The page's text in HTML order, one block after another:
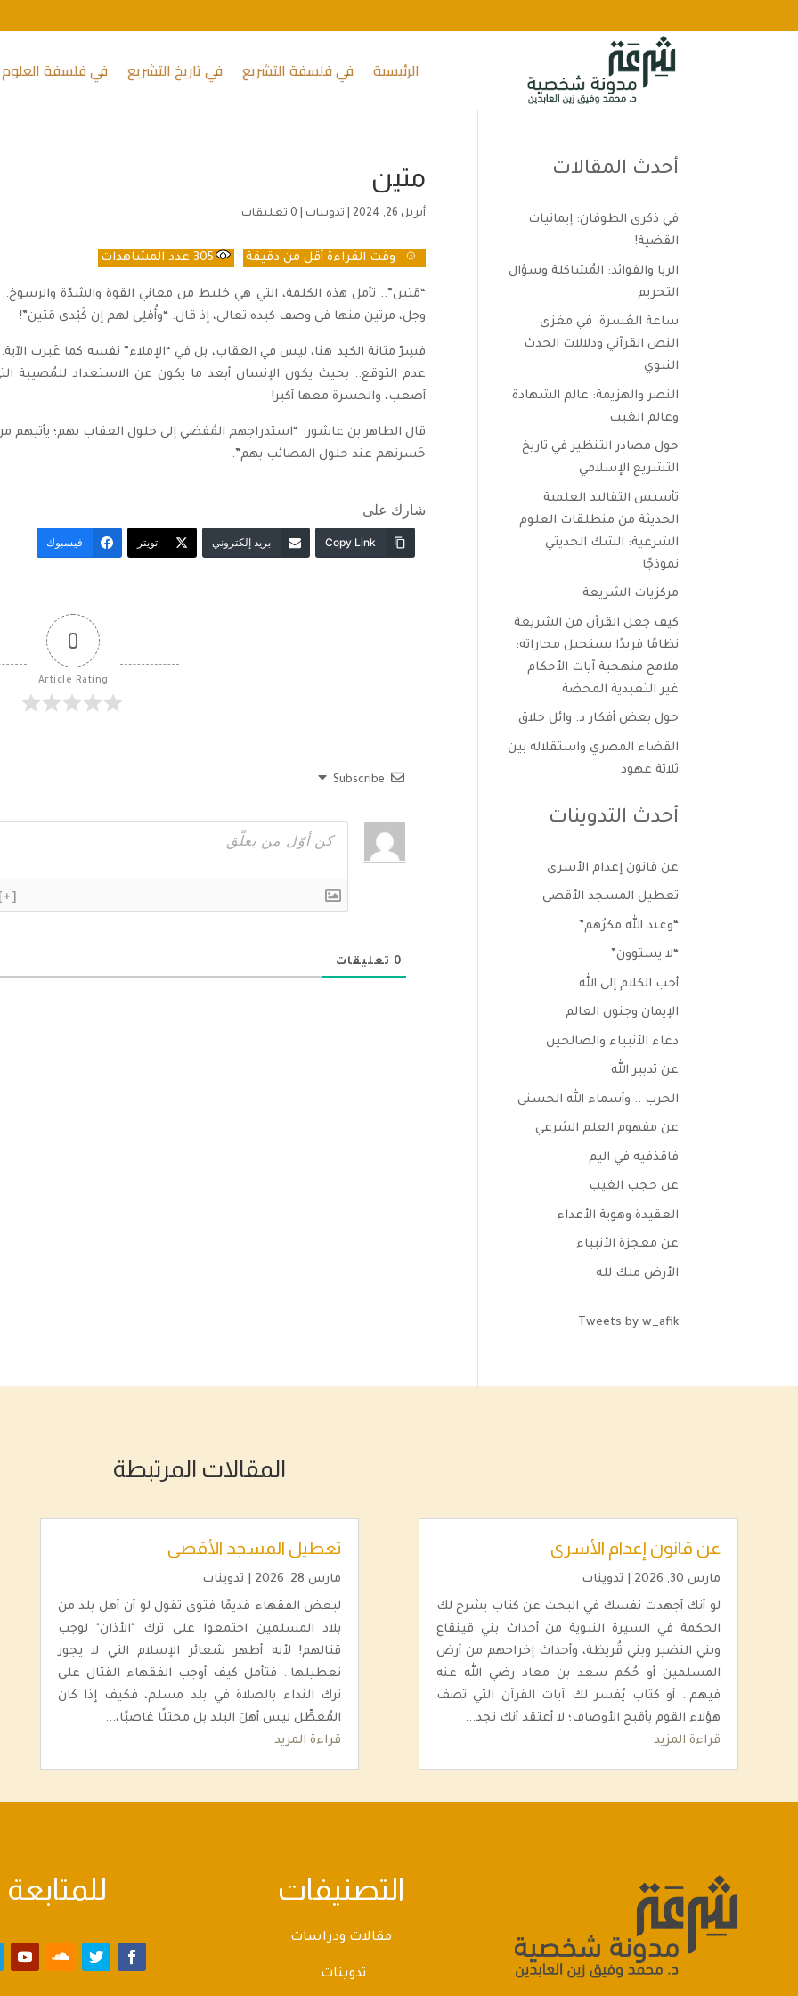
الرئيسية في فلسفة التشريع في تاريخ التشريع في فلسفة
متين
أبريل 26, 2024 تدوينات| 0 تعليقات
وقت القراءةأقل من دقيقة 305 عدد المشاهدات
“مَتين”.. تأمل هذه الكلمة، التي هي خليط من معاني القوة والشدّة
وجل، مرتين منها في وصف كيده تعالى، إذ قال: “وأُمْلِي لهم إن كَيْدي مَتين”!
فسِرّ متانة الكيد هنا، ليس في العقاب، بل في “الإملاء” نفسه كما عَبرت
عدم التوقع.. بحيث يكون الإنسان أبعد ما يكون عن الاستعداد للمُصيبة
أصعب، والحسرة معها أكبر!
قال الطاهر بن عاشور: “استدراجهم المُفضي إلى حلول العقاب بهم؛ يأتيهم
حَسرتهم عند حلول المصائب بهم”.
شارك على
فيسبوك تويتر بريد إلكتروني Copy Link
0
Article Rating
Subscribe
0 تعليقات
أحدث المقالات
في ذكرى الطوفان: إيمانيات
القضية!
الربا والفوائد: المُشاكلة وسؤال
التحريم
ساعة العُسرة: في مغزى
النص القرآني ودلالات الحدث
النبوي
النصر والهزيمة: عالم الشهادة
وعالم الغيب
حول مصادر التنظير في تاريخ
التشريع الإسلامي
تأسيس التقاليد العلمية
الحديثة من منطلقات العلوم
الشرعية: الشك الحديثي
نموذجًا
مركزيات الشريعة
كيف جعل القرآن من الشريعة
نظامًا فريدًا يستحيل مجاراته:
ملامح منهجية آيات الأحكام
غير التعبدية المحضة
حول بعض أفكار د. وائل حلاق
القضاء المصري واستقلاله بين
ثلاثة عهود
أحدث التدوينات
عن قانون إعدام الأسرى
تعطيل المسجد الأقصى
“وعند الله مكرُهم”
“لا يستوون”
أحب الكلام إلى الله
الإيمان وجنون العالم
دعاء الأنبياء والصالحين
عن تدبير الله
الحرب .. وأسماء الله الحسنى
عن مفهوم العلم الشرعي
فاقذفيه في اليم
عن حجب الغيب
العقيدة وهوية الأعداء
عن معجزة الأنبياء
الأرض ملك لله
Tweets by w_afik
المقالات المرتبطة
عن قانون إعدام الأسرى
مارس 30, 2026 تدوينات
لو أنك أجهدت نفسك في البحث عن كتاب يشرح لك
الحكمة في السيرة النبوية من أحداث بني قينقاع
وبني النضير وبني قُريظة، وأحداث إخراجهم من أرض
المسلمين أو حُكم سعد بن معاذ رضي الله عنه
فيهم.. أو كتاب يُفسر لك آيات القرآن التي تصف
هؤلاء القوم بأقبح الأوصاف؛ لا أعتقد أنك تجد...
قراءة المزيد
تعطيل المسجد الأقصى
مارس 28, 2026 تدوينات
لبعض الفقهاء قديمًا فتوى تقول لو أن أهل بلد من
بلاد المسلمين اجتمعوا على ترك "الأذان" لوجب
قتالهم! لأنه أظهر شعائر الإسلام التي لا يجوز
تعطيلها.. فتأمل كيف أوجب الفقهاء القتال على
ترك النداء بالصلاة في بلد مسلم، فكيف إذا كان
المُعطِّل ليس أهلَ البلد بل محتلًا غاصبًا،...
قراءة المزيد
للمتابعة التصنيفات
مقالات ودراسات
تدوينات